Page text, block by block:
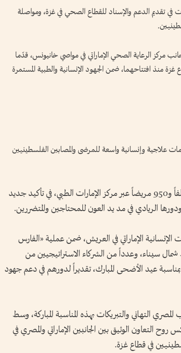
في تقديم الدعم والإسناد للقطاع الصحي في غزة، ومواصلة
مركز الرعاية الصحي الإماراتي في مواصي خانيونس، قدّما
ألفاً من مرضى قطاع غزة منذ افتتاحهما، ضمن الجهود الإنسانية والطبية المستمرة
الشهم 3» في تقديم خدمات علاجية وإنسانية واسعة للمرضى والمصابين الفلسطينيين
وأسهمت العملية في إنقاذ حياة وعلاج 32 ألفاً و950 مريضاً عبر مركز الإمارات الطبي، في تأكيد جديد
ودورها الريادي في مد يد العون للمحتاجين والمتضررين.
الإماراتي في العريش، ضمن عملية «الفارس
شمال سيناء، وعدداً من الشركاء الاستراتيجيين من
عيد الأضحى المبارك، تقديراً لدورهم في دعم جهود
التهاني والتبريكات بهذه المناسبة المباركة، وسط
روح التعاون الوثيق بين الجانبين الإماراتي والمصري في
في قطاع غزة.